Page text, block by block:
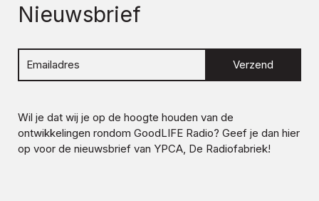
Nieuwsbrief
Verzend
Wil je dat wij je op de hoogte houden van de
ontwikkelingen rondom GoodLIFE Radio? Geef je dan hier
op voor de nieuwsbrief van YPCA, De Radiofabriek!